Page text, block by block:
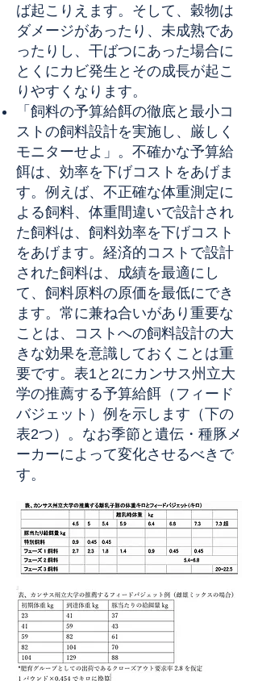
ば起こりえます。そして、穀物は
ダメージがあったり、未成熟であ
ったりし、干ばつにあった場合に
とくにカビ発生とその成長が起こ
りやすくなります。
「飼料の予算給餌の徹底と最小コ
ストの飼料設計を実施し、厳しく
モニターせよ」。不確かな予算給
餌は、効率を下げコストをあげま
す。例えば、不正確な体重測定に
よる飼料、体重間違いで設計され
た飼料は、飼料効率を下げコスト
をあげます。経済的コストで設計
された飼料は、成績を最適にし
て、飼料原料の原価を最低にでき
ます。常に兼ね合いがあり重要な
ことは、コストへの飼料設計の大
きな効果を意識しておくことは重
要です。表1と2にカンサス州立大
学の推薦する予算給餌（フィード
バジェット）例を示します（下の
表2つ）。なお季節と遺伝・種豚メ
ーカーによって変化させるべきで
す。